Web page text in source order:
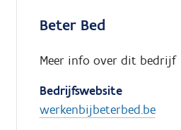
Beter Bed
Meer info over dit bedrijf
Bedrijfswebsite
werkenbijbeterbed.be